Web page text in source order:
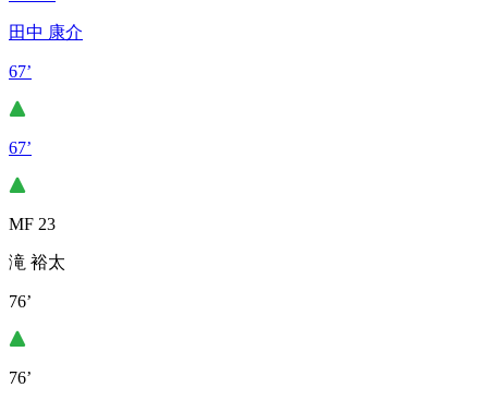
田中 康介
67’
67’
MF 23
滝 裕太
76’
76’